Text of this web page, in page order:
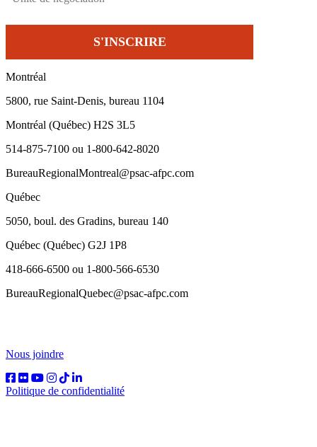
Montréal
5800, rue Saint-Denis, bureau 1104
Montréal (Québec) H2S 3L5
514-875-7100 ou 1-800-642-8020
BureauRegionalMontreal@psac-afpc.com
Québec
5050, boul. des Gradins, bureau 140
Québec (Québec) G2J 1P8
418-666-6500 ou 1-800-566-6530
BureauRegionalQuebec@psac-afpc.com
Nous joindre
Politique de confidentialité